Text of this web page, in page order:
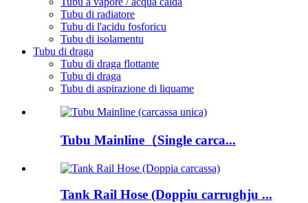
Tubu di radiatore
Tubu di l'acidu fosforicu
Tubu di isolamentu
Tubu di draga
Tubu di draga flottante
Tubu di draga
Tubu di aspirazione di liquame
Tubu Mainline（Single carca...
Tank Rail Hose (Doppiu carrughju ...